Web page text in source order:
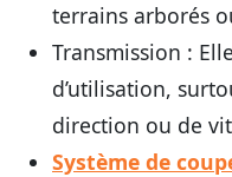
terrains arborés
Transmission :
d’utilisation,
direction ou de
Système de